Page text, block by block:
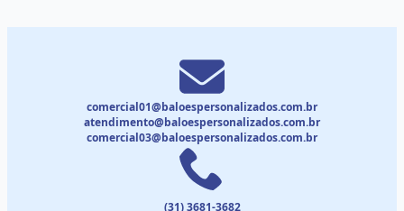
comercial01@baloespersonalizados.com.br
atendimento@baloespersonalizados.com.br
comercial03@baloespersonalizados.com.br
(31) 3681-3682